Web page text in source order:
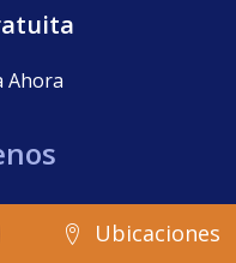
Ahora
existentes
Ubicaciones